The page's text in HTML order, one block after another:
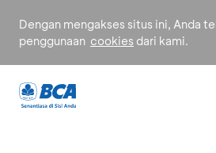
Dengan mengakses situs ini, Anda
penggunaan cookies dari kami.